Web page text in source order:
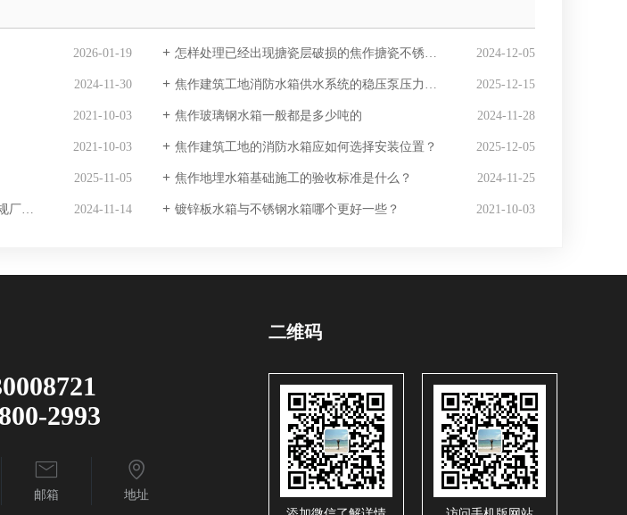
2026-01-19 怎样处理已经出现搪瓷层破损的焦作搪瓷不锈钢水箱？ 2024-12-05
2024-11-30 焦作建筑工地消防水箱供水系统的稳压泵压力异常的原因有哪些？ 2025-12-15
2021-10-03 焦作玻璃钢水箱一般都是多少吨的 2024-11-28
2021-10-03 焦作建筑工地的消防水箱应如何选择安装位置？ 2025-12-05
2025-11-05 焦作地埋水箱基础施工的验收标准是什么？ 2024-11-25
？ 2024-11-14 镀锌板水箱与不锈钢水箱哪个更好一些？ 2021-10-03
2993
邮箱 地址
二维码